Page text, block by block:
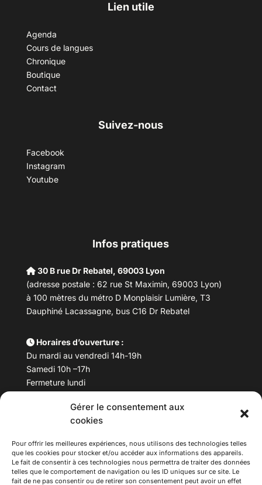
Gérer le consentement aux
cookies
Pour offrir les meilleures expériences, nous utilisons des technologies telles
que les cookies pour stocker et/ou accéder aux informations des appareils.
Le fait de consentir à ces technologies nous permettra de traiter des données
telles que le comportement de navigation ou les ID uniques sur ce site. Le
fait de ne pas consentir ou de retirer son consentement peut avoir un effet
Lien utile
Agenda
Cours de langues
Chronique
Boutique
Contact
Suivez-nous
Facebook
Instagram
Youtube
Infos pratiques
30 B rue Dr Rebatel, 69003 Lyon
(adresse postale : 62 rue St Maximin, 69003 Lyon)
à 100 mètres du métro D Monplaisir Lumière, T3
Dauphiné Lacassagne, bus C16 Dr Rebatel
Horaires d’ouverture :
Du mardi au vendredi 14h-19h
Samedi 10h –17h
Fermeture lundi
Téléphone : 04 78 53 06 40
maisondesculturesasiatiques@asiexpo.com